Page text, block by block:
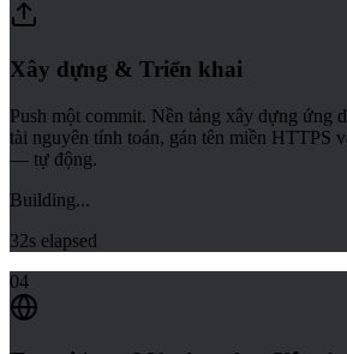
Xây dựng & Triển khai
Push một commit. Nền tảng xây dựng ứng
tài nguyên tính toán, gán tên miền HTTPS
— tự động.
Building...
32s elapsed
04